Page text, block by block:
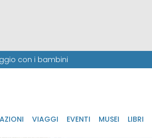
con i bambini
VIAGGI EVENTI MUSEI LIBRI